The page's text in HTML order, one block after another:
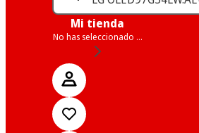
Mi tienda
No has seleccionado una tienda